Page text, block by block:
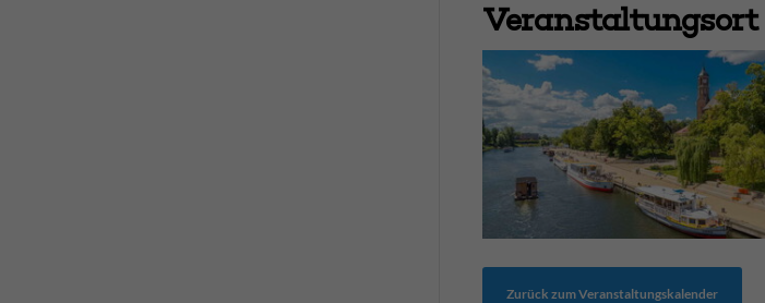
Veranstaltungsort
Zurück zum Veranstaltungskalender